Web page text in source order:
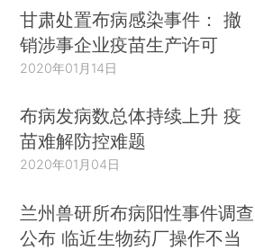
甘肃处置布病感染事件： 撤
销涉事企业疫苗生产许可
2020年01月14日
布病发病数总体持续上升 疫
苗难解防控难题
2020年01月04日
兰州兽研所布病阳性事件调查
公布 临近生物药厂操作不当